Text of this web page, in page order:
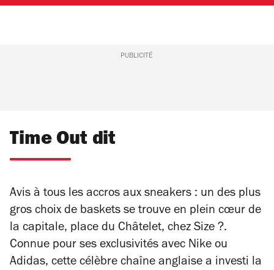
PUBLICITÉ
Time Out dit
Avis à tous les accros aux sneakers : un des plus
gros choix de baskets se trouve en plein cœur de
la capitale, place du Châtelet, chez Size ?.
Connue pour ses exclusivités avec Nike ou
Adidas, cette célèbre chaîne anglaise a investi la